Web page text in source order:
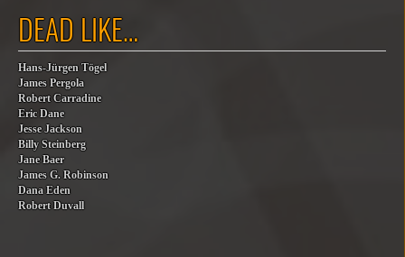
DEAD LIKE…
Hans-Jürgen Tögel
James Pergola
Robert Carradine
Eric Dane
Jesse Jackson
Billy Steinberg
Jane Baer
James G. Robinson
Dana Eden
Robert Duvall